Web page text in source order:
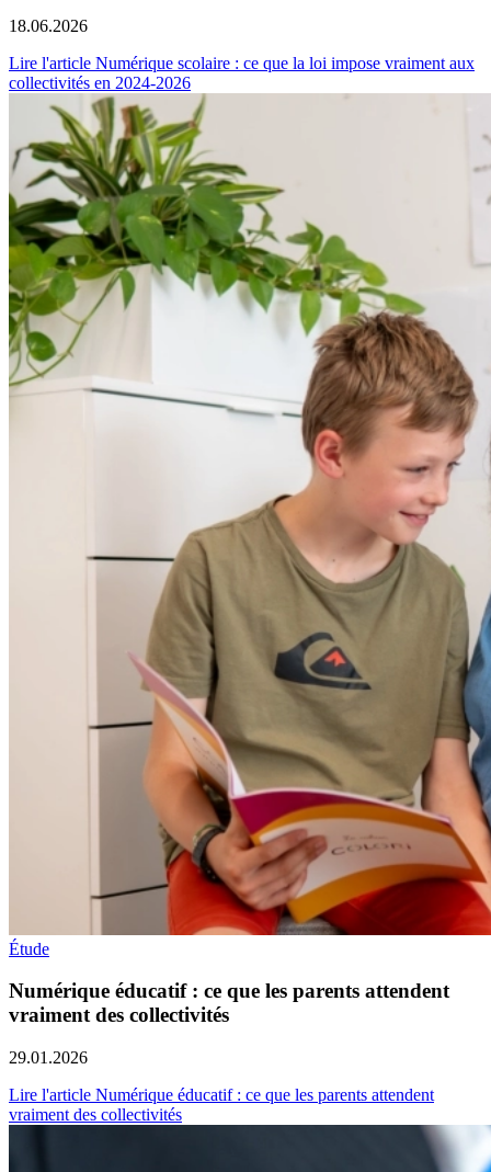
18.06.2026
Lire l'article Numérique scolaire : ce que la loi impose vraiment aux
collectivités en 2024-2026
Étude
Numérique éducatif : ce que les parents attendent
vraiment des collectivités
29.01.2026
Lire l'article Numérique éducatif : ce que les parents attendent
vraiment des collectivités